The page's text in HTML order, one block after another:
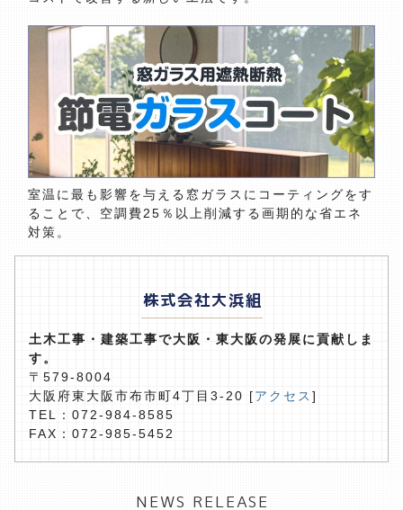
室温に最も影響を与える窓ガラスにコーティングをす
ることで、空調費25％以上削減する画期的な省エネ
対策。
株式会社大浜組
土木工事・建築工事で大阪・東大阪の発展に貢献しま
す。
〒579-8004
大阪府東大阪市布市町4丁目3-20 [アクセス ]
TEL：072-984-8585
FAX：072-985-5452
NEWS RELEASE